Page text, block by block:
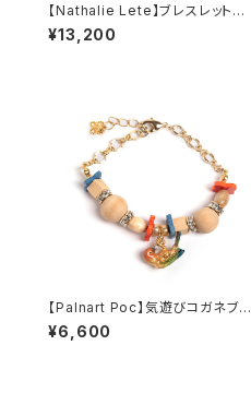
【Nathalie Lete】ブレスレット B
lack Cat
¥13,200
【Palnart Poc】気遊びコガネブレ
スレット
¥6,600